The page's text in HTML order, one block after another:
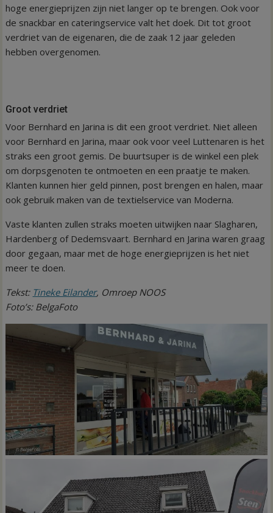
hoge energieprijzen zijn niet langer op te brengen. Ook voor
de snackbar en cateringservice valt het doek. Dit tot groot
verdriet van de eigenaren, die de zaak 12 jaar geleden
hebben overgenomen.
Groot verdriet
Voor Bernhard en Jarina is dit een groot verdriet. Niet alleen
voor Bernhard en Jarina, maar ook voor veel Luttenaren is het
straks een groot gemis. De buurtsuper is de winkel een plek
om dorpsgenoten te ontmoeten en een praatje te maken.
Klanten kunnen hier geld pinnen, post brengen en halen, maar
ook gebruik maken van de textielservice van Moderna.
Vaste klanten zullen straks moeten uitwijken naar Slagharen,
Hardenberg of Dedemsvaart. Bernhard en Jarina waren graag
door gegaan, maar met de hoge energieprijzen is het niet
meer te doen.
Tekst: Tineke Eilander, Omroep NOOS
Foto’s: BelgaFoto